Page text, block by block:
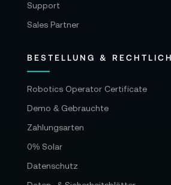
Support
Sales Partner
BESTELLUNG &
Robotics Operator Certificate
Demo & Gebrauchte
Zahlungsarten
0% Solar
Datenschutz